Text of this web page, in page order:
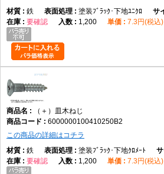
鉄
塗装ﾌﾞﾗｯｸ･下地ﾕﾆｸﾛ
要確認
1,200 7.3円(税込)
（＋）皿木ねじ
6000000100410250B2
この商品の詳細はコチラ
鉄
塗装ﾌﾞﾗｯｸ･下地ｸﾛﾒｰﾄ
要確認
1,200 7.3円(税込)